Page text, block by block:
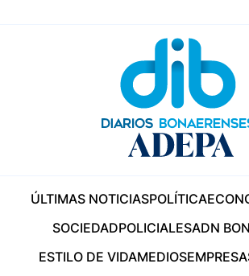
ÚLTIMAS NOTICIASPOLÍTICA
SOCIEDADPOLICIALESADN
ESTILO DE VIDAMEDIOS